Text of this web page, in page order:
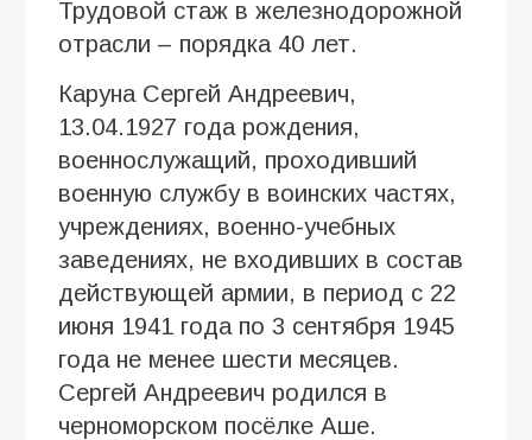
Трудовой стаж в железнодорожной
отрасли – порядка 40 лет.
Каруна Сергей Андреевич,
13.04.1927 года рождения,
военнослужащий, проходивший
военную службу в воинских частях,
учреждениях, военно-учебных
заведениях, не входивших в состав
действующей армии, в период с 22
июня 1941 года по 3 сентября 1945
года не менее шести месяцев.
Сергей Андреевич родился в
черноморском посёлке Аше.